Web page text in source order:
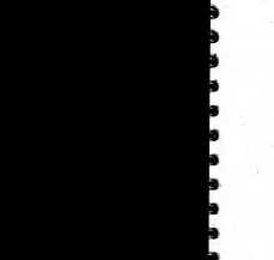
關於M+藏
探索世界頂級的
一世紀視覺文化